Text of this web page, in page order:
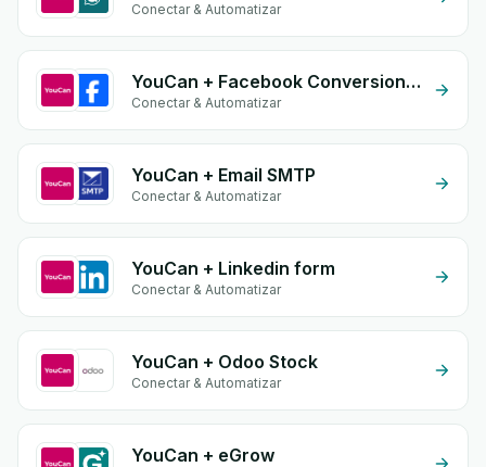
Conectar & Automatizar
YouCan + Facebook Conversion API (CAPI)
Conectar & Automatizar
YouCan + Email SMTP
Conectar & Automatizar
YouCan + Linkedin form
Conectar & Automatizar
YouCan + Odoo Stock
Conectar & Automatizar
YouCan + eGrow